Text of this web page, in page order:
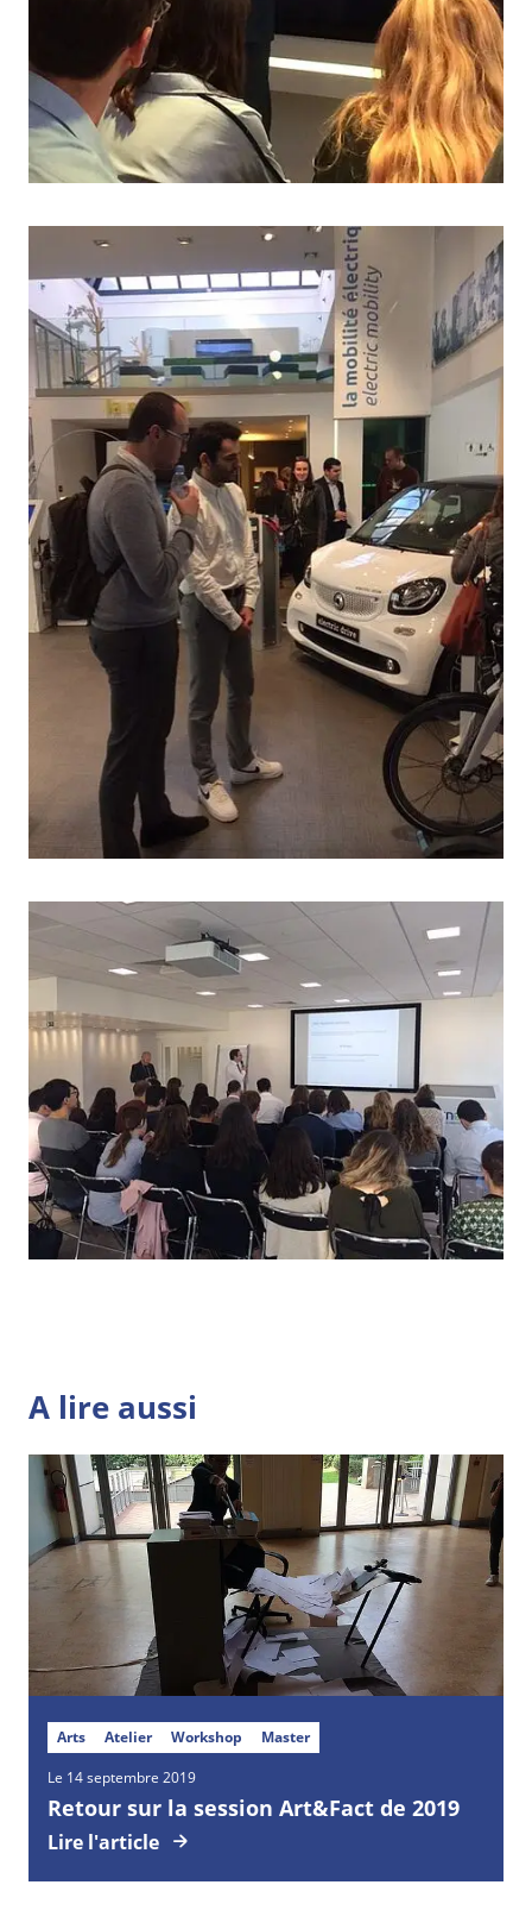
A lire aussi
Arts Atelier Workshop Master
Le 14 septembre 2019
Retour sur la session Art&Fact de 2019
Lire l'article